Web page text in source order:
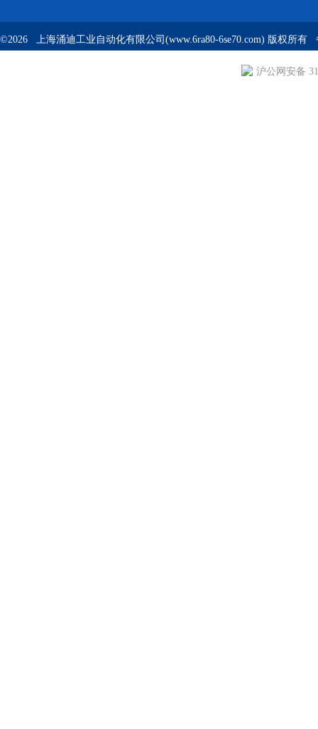
©2026 上海涌迪工业自动化有限公司(www.6ra80-6se70.com) 版权所有
沪公网安备